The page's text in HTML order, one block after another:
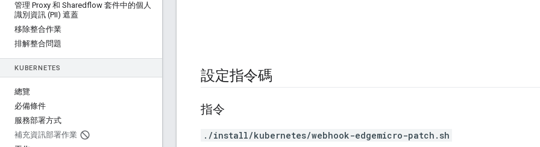
管理 Proxy 和 Sharedflow 套件中的個人
識別資訊 (PII) 遮蓋
移除整合作業
排解整合問題
KUBERNETES
總覽
必備條件
服務部署方式
補充資訊部署作業
設定指令碼
指令
./install/kubernetes/webhook-edgemicro-patch.sh